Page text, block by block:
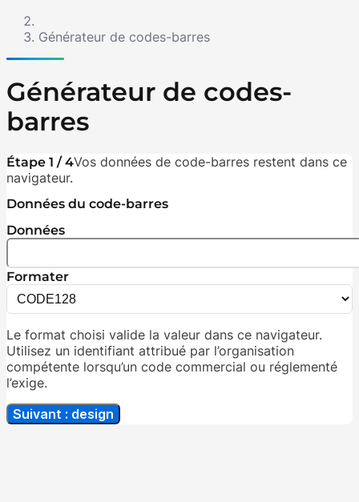
Générateur de codes-barres
Générateur de codes-
barres
Étape 1 / 4Vos données de code-barres restent dans ce
navigateur.
Données du code-barres
Données
Formater
Le format choisi valide la valeur dans ce navigateur.
Utilisez un identifiant attribué par l’organisation
compétente lorsqu’un code commercial ou réglementé
l’exige.
Suivant : design